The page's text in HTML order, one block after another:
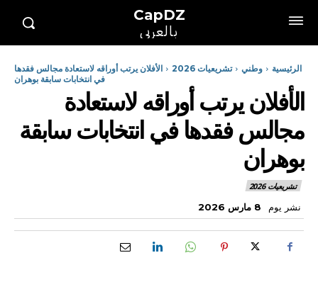
CapDZ
بالعربي
الرئيسية وطني تشريعيات 2026
الأفلان يرتب أوراقه لاستعادة مجالس فقدها
في انتخابات سابقة بوهران
الأفلان يرتب أوراقه لاستعادة
مجالس فقدها في انتخابات سابقة
بوهران
تشريعيات 2026
نشر يوم 8 مارس 2026